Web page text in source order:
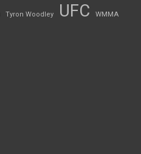
Tyron Woodley UFC WMMA